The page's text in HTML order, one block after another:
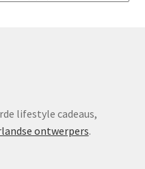
lifestyle cadeaus,
ontwerpers.